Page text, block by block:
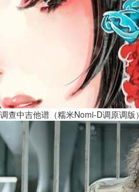
调查中吉他谱（糯米Nomi-D调原调版）